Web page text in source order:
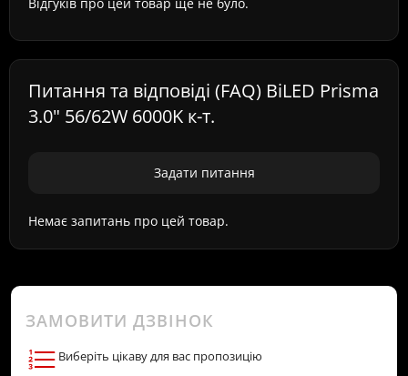
Питання та відповіді (FAQ) BiLED Prisma
3.0" 56/62W 6000K к-т.
Задати питання
Немає запитань про цей товар.
ЗАМОВИТИ ДЗВІНОК
Виберіть цікаву для вас пропозицію